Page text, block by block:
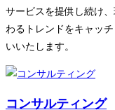
サービスを提供し続け
わるトレンドをキャッ
いいたします。
コンサルティング